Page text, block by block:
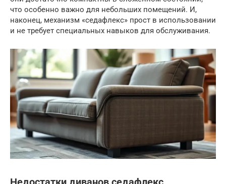
что особенно важно для небольших помещений. И,
наконец, механизм «седафлекс» прост в использовании
и не требует специальных навыков для обслуживания.